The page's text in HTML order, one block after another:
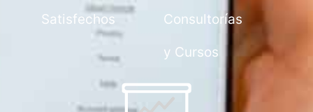
Satisfechos Consultorías
y Cursos